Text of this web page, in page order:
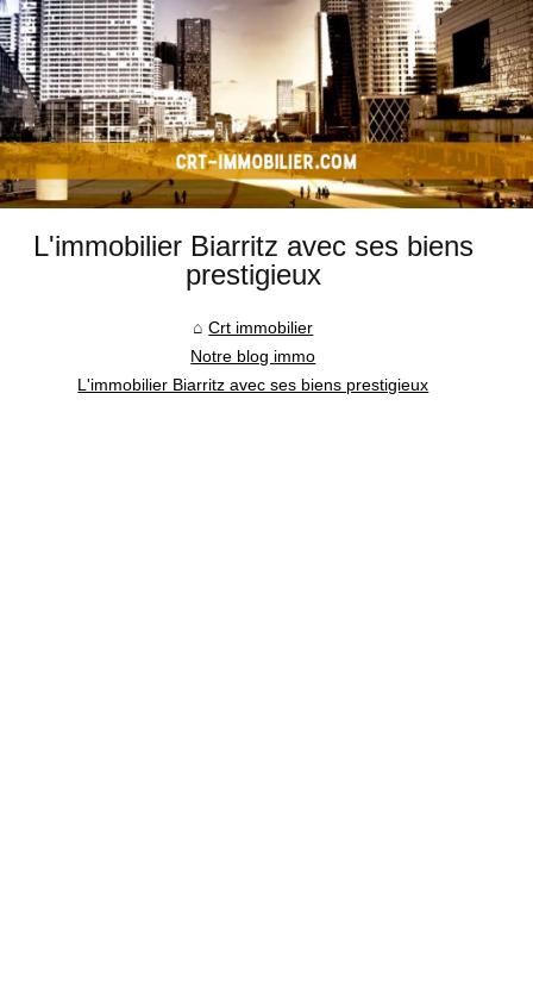
L'immobilier Biarritz avec ses biens
prestigieux
Crt immobilier
Notre blog immo
L'immobilier Biarritz avec ses biens prestigieux